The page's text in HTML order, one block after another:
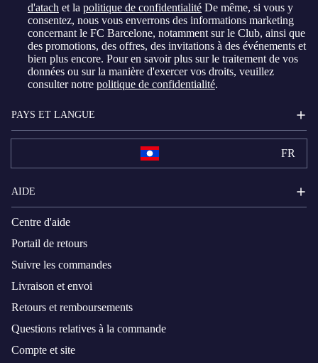
d'atach et la politique de confidentialité De même, si vous y
consentez, nous vous enverrons des informations marketing
concernant le FC Barcelone, notamment sur le Club, ainsi que
des promotions, des offres, des invitations à des événements et
bien plus encore. Pour en savoir plus sur le traitement de vos
données ou sur la manière d'exercer vos droits, veuillez
consulter notre politique de confidentialité.
PAYS ET LANGUE
FR
AIDE
Centre d'aide
Portail de retours
Suivre les commandes
Livraison et envoi
Retours et remboursements
Questions relatives à la commande
Compte et site